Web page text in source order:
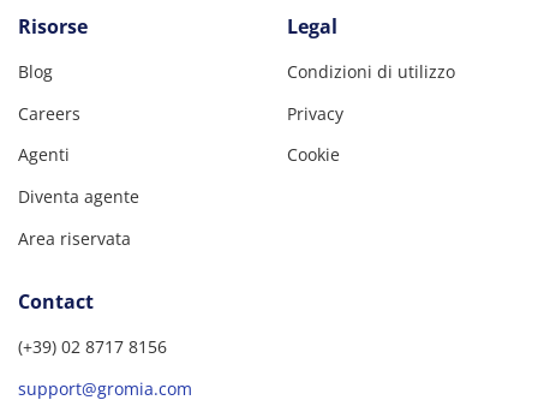
Risorse
Blog
Careers
Agenti
Diventa agente
Area riservata
Legal
Condizioni di utilizzo
Privacy
Cookie
Contact
(+39) 02 8717 8156
support@gromia.com